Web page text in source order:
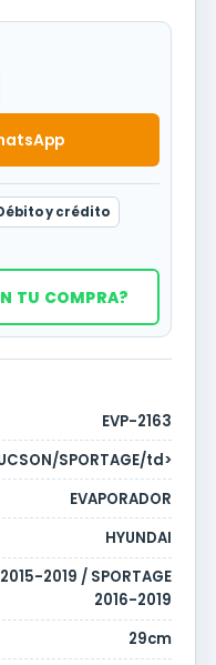
y crédito
TU COMPRA?
EVP-2163
SPORTAGE/td>
EVAPORADOR
HYUNDAI
2019 / SPORTAGE
2016-2019
29cm